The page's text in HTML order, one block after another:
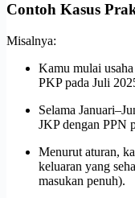
Contoh Kasus
Misalnya:
Kamu mulai
PKP pada Juli
Selama
JKP dengan PPN
Menurut aturan,
keluaran yang
masukan penuh).